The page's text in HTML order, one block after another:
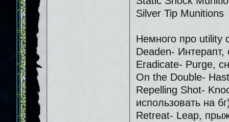
Silver Tip Munitions
Немного про utility
Deaden- Интерапт,
Eradicate- Purge,
On the Double-
Repelling Shot-
использовать на
Retreat- Leap,